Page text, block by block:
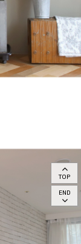
TOP
END